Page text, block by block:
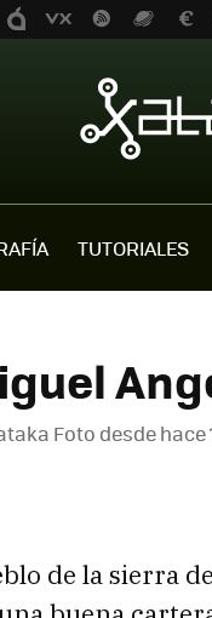
TUTORIALES
Foto desdehace
de la sierra